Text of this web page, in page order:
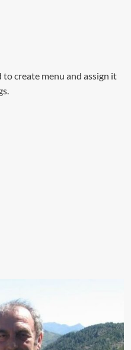
to create menu and assign it